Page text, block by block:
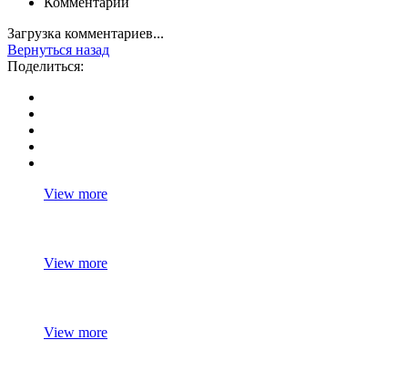
Загрузка комментариев...
Вернуться назад
Поделиться:
View more
View more
View more